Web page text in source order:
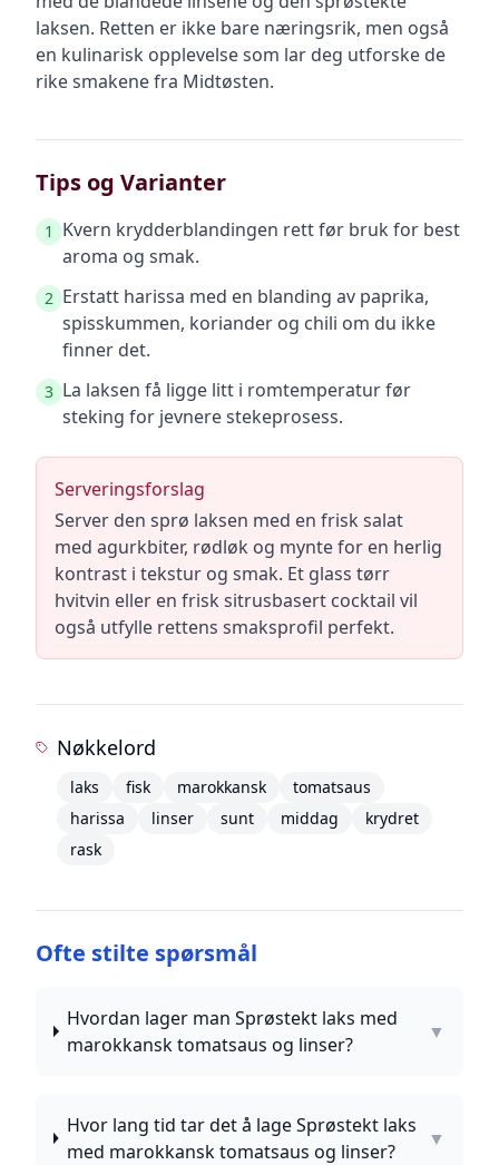
laksen. Retten er ikke bare næringsrik, men også
en kulinarisk opplevelse som lar deg utforske de
rike smakene fra Midtøsten.
Tips og Varianter
1
Kvern krydderblandingen rett før bruk for best
aroma og smak.
2 Erstatt harissa med en blanding av paprika,
spisskummen, koriander og chili om du ikke
finner det.
3 La laksen få ligge litt i romtemperatur før
steking for jevnere stekeprosess.
Serveringsforslag
Server den sprø laksen med en frisk salat
med agurkbiter, rødløk og mynte for en herlig
kontrast i tekstur og smak. Et glass tørr
hvitvin eller en frisk sitrusbasert cocktail vil
også utfylle rettens smaksprofil perfekt.
Nøkkelord
laks fisk marokkansk
tomatsaus
harissa
linser sunt middag
krydret
rask
Ofte stilte spørsmål
Hvordan lager man Sprøstekt laks med
marokkansk tomatsaus og linser?
▼
Hvor lang tid tar det å lage Sprøstekt laks
med marokkansk tomatsaus og linser?
▼